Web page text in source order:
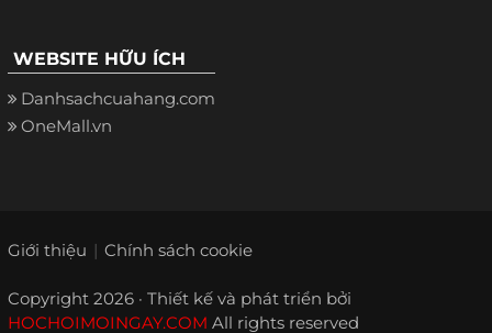
WEBSITE HỮU ÍCH
Danhsachcuahang.com
OneMall.vn
Giới thiệu Chính sách cookie
Copyright 2026 · Thiết kế và phát triển bởi
HOCHOIMOINGAY.COM All rights reserved